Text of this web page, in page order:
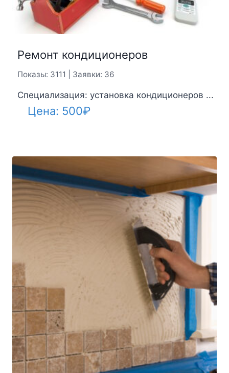
Ремонт кондиционеров
Показы: 3111 | Заявки: 36
Специализация: установка кондиционеров ...
Цена: 500₽